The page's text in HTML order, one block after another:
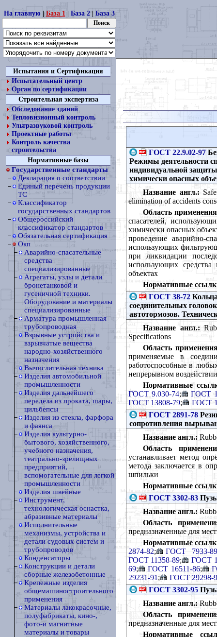
На главную| База 1| База 2| База 3
Испытания и Сертификация
Испытательный центр
Орган по сертификации
Строительная экспертиза
Обследование зданий
Тепловизионный контроль
Ультразвуковой контроль
Проектные работы
Контроль качества
строительства
Нормативные базы
Государственные стандарты
Декларация о соответствии
Единый перечень продукции
ТС
Классификатор
государственных стандартов
Общероссийский
классификатор стандартов
Обязательная сертификация
Окп
Аварийно-спасательные
средства
специализированные
Агрегаты, узлы и детали
бронетанковой и
гусеничной техники.
Оборудование и материалы
специализированные
Арматура промышленная
трубопроводная
Взрывные устройства и
взрывчатые вещества
народно-хозяйственного
назначения
Вычислительная техника
Изделия автомобильной
промышленности
Изделия дальнейшего
передела из проката, шары,
цильбепсы
Изделия из стекла, фарфора
и фаянса
Изделия культурно-
бытового, хозяйственного,
учебного назначения,
театрально-зрелищных
предприятий,
вспомогательные для легкой
промышленности
Изделия швейные
Инструмент,
технологическая оснастка,
абразивные материалы
Исполнительные
механизмы, устройства и
детали судовых систем и
трубопроводов
Конденсаторы
Конструкции и детали
сборные железобетонные
Крепежные изделия
общемашиностроительного
применения
Материалы лакокрасочные,
полуфабрикаты, кино-,
фото-и магнитные
материалы и товары
ГОСТ 22.9.02-97
Режимы деятельности
индивидуальной
химически опасных
Название англ.:
elimination of accidents
Область
спасателей,
химически опасных
проведение аварийно-
использующих
при ликвидации
использующих
объектах
Нормативные
ГОСТ 38-72
соединительных
автотормозов.
Название англ.:
Specifications
Область
применяемые в
работоспособные в
непрерывном
Нормативные
ГОСТ 9.030-74;
ГОСТ
ГОСТ 13808-79;
ГОСТ
ГОСТ 2891-78
сопротивления
Название англ.:
Область
устанавливает метод
метода заключается в
шпильки
Нормативные
ГОСТ 3302-83
Название англ.:
Область
предназначенные для
Нормативные
2874-82;
ГОСТ 7933-89
ГОСТ 11358-89;
ГОСТ
69; ГОСТ 16511-86;
29231-91 ;
ГОСТ 29298-
ГОСТ 3302-95
Название англ.:
Область
предназначенные для
Нормативные